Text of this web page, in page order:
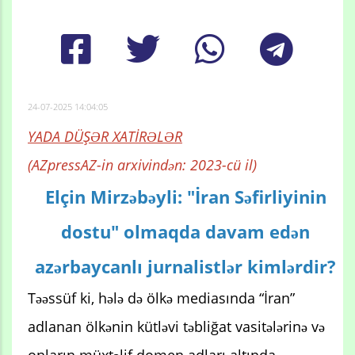
24-07-2025 14:04:05
YADA DÜŞƏR XATİRƏLƏR
(AZpressAZ-in arxivindən: 2023-cü il)
Elçin Mirzəbəyli: "İran Səfirliyinin
dostu" olmaqda davam edən
azərbaycanlı jurnalistlər kimlərdir?
Təəssüf ki, hələ də ölkə mediasında “İran”
adlanan ölkənin kütləvi təbliğat vasitələrinə və